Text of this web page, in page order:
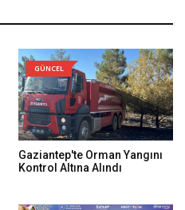
GÜNCEL
Gaziantep'te Orman Yangını
Kontrol Altına Alındı